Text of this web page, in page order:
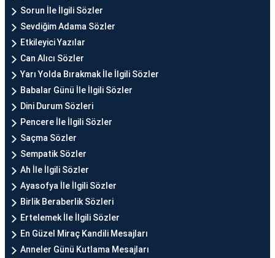
Sorun İle İlgili Sözler
Sevdiğim Adama Sözler
Etkileyici Yazılar
Can Alıcı Sözler
Yarı Yolda Bırakmak İle İlgili Sözler
Babalar Günü İle İlgili Sözler
Dini Durum Sözleri
Pencere İle İlgili Sözler
Saçma Sözler
Sempatik Sözler
Ah İle İlgili Sözler
Ayasofya İle İlgili Sözler
Birlik Beraberlik Sözleri
Ertelemek İle İlgili Sözler
En Güzel Miraç Kandili Mesajları
Anneler Günü Kutlama Mesajları